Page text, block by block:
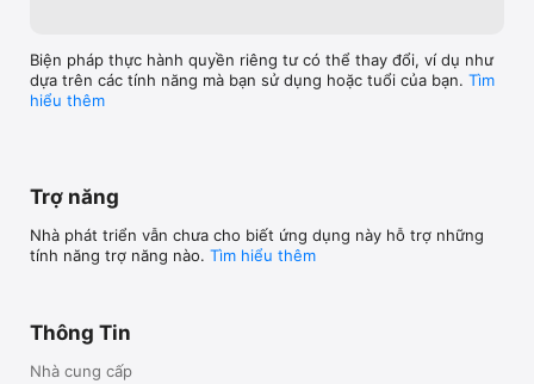
Biện pháp thực hành quyền riêng tư có thể thay đổi, ví dụ như
dựa trên các tính năng mà bạn sử dụng hoặc tuổi của bạn. Tìm
hiểu thêm
Trợ năng
Nhà phát triển vẫn chưa cho biết ứng dụng này hỗ trợ những
tính năng trợ năng nào. Tìm hiểu thêm
Thông Tin
Nhà cung cấp